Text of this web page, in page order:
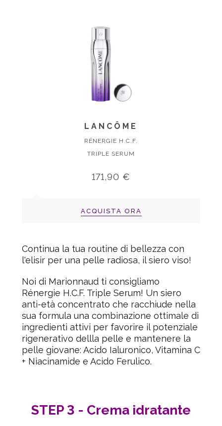
LANCÔME
RÉNERGIE H.C.F.
TRIPLE SERUM
171,90 €
ACQUISTA ORA
Continua la tua routine di bellezza con
l'elisir per una pelle radiosa, il siero viso!
Noi di Marionnaud ti consigliamo
Rénergie H.C.F. Triple Serum! Un siero
anti-età concentrato che racchiude nella
sua formula una combinazione ottimale di
ingredienti attivi per favorire il potenziale
rigenerativo dellla pelle e mantenere la
pelle giovane: Acido Ialuronico, Vitamina C
+ Niacinamide e Acido Ferulico.
STEP 3 - Crema idratante